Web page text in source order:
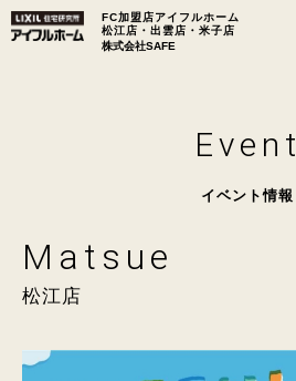
FC加盟店アイフルホーム
松江店・出雲店・米子店
株式会社SAFE
Event
イベント情報
Matsue
松江店